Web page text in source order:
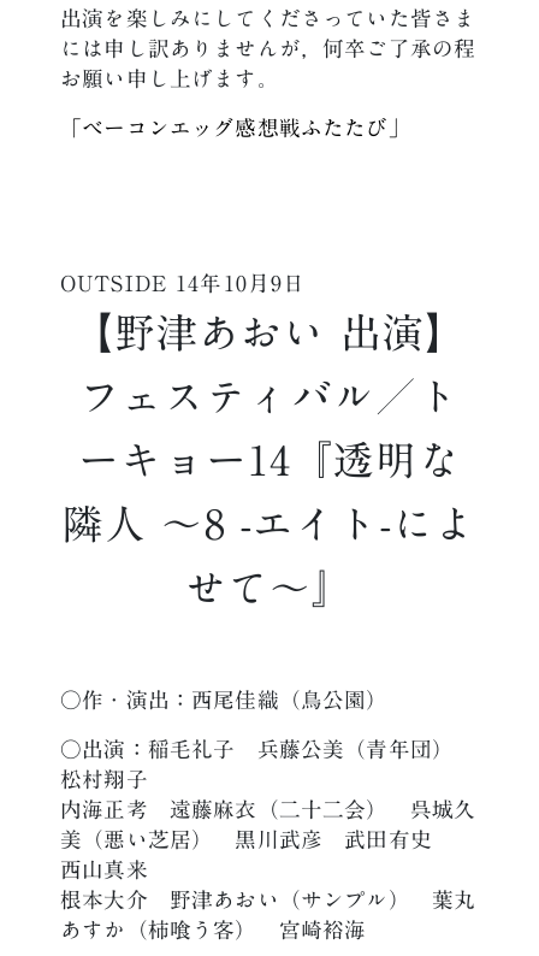
出演を楽しみにしてくださっていた皆さま
には申し訳ありませんが，何卒ご了承の程
お願い申し上げます。
「ベーコンエッグ感想戦ふたたび」
OUTSIDE 14年10月9日
【野津あおい 出演】
フェスティバル／ト
ーキョー14『透明な
隣人 ～8 -エイト-によ
せて～』
○作・演出：西尾佳織（鳥公園）
○出演：稲毛礼子 兵藤公美（青年団）
松村翔子
内海正考 遠藤麻衣（二十二会） 呉城久
美（悪い芝居） 黒川武彦 武田有史
西山真来
根本大介 野津あおい（サンプル） 葉丸
あすか（柿喰う客） 宮崎裕海